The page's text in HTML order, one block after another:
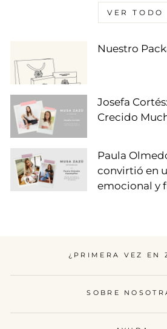
VER TODO
Nuestro
Josefa
Crecido
Paula
convirtió en
emocional y
¿PRIMERA VEZ EN
SOBRE